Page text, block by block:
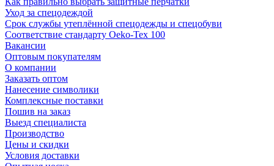
Уход за спецодеждой
Срок службы утеплённой спецодежды и спецобуви
Соответствие стандарту Oeko-Tex 100
Вакансии
Оптовым покупателям
О компании
Заказать оптом
Нанесение символики
Комплексные поставки
Пошив на заказ
Выезд специалиста
Производство
Цены и скидки
Условия доставки